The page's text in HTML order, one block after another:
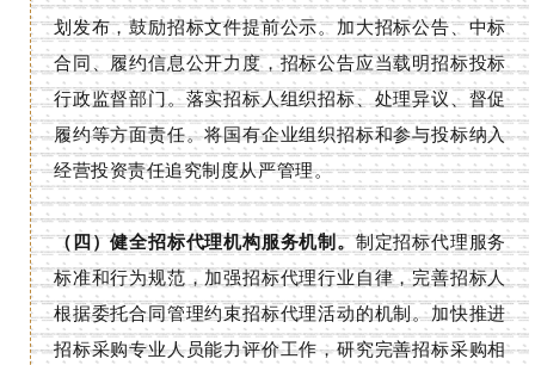
划发布，鼓励招标文件提前公示。加大招标公告、中标
合同、履约信息公开力度，招标公告应当载明招标投标
行政监督部门。落实招标人组织招标、处理异议、督促
履约等方面责任。将国有企业组织招标和参与投标纳入
经营投资责任追究制度从严管理。
（四）健全招标代理机构服务机制。制定招标代理服务
标准和行为规范，加强招标代理行业自律，完善招标人
根据委托合同管理约束招标代理活动的机制。加快推进
招标采购专业人员能力评价工作，研究完善招标采购相